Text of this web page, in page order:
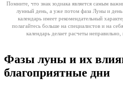
Помните, что знак зодиака является самым
лунный день, а уже потом фаза Луны и
календарь имеет рекомендательный
полагайтесь больше на специалистов и на
календарь делает расчеты
Фазы луны и их
благоприятные дни